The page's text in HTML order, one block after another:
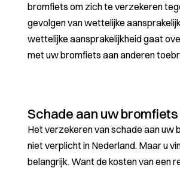
bromfiets om zich te verzekeren
gevolgen van wettelijke
wettelijke aansprakelijkheid gaat
met uw bromfiets aan anderen
Schade aan uw
Het verzekeren van schade aan uw
niet verplicht in Nederland. Maar u
belangrijk. Want de kosten van een